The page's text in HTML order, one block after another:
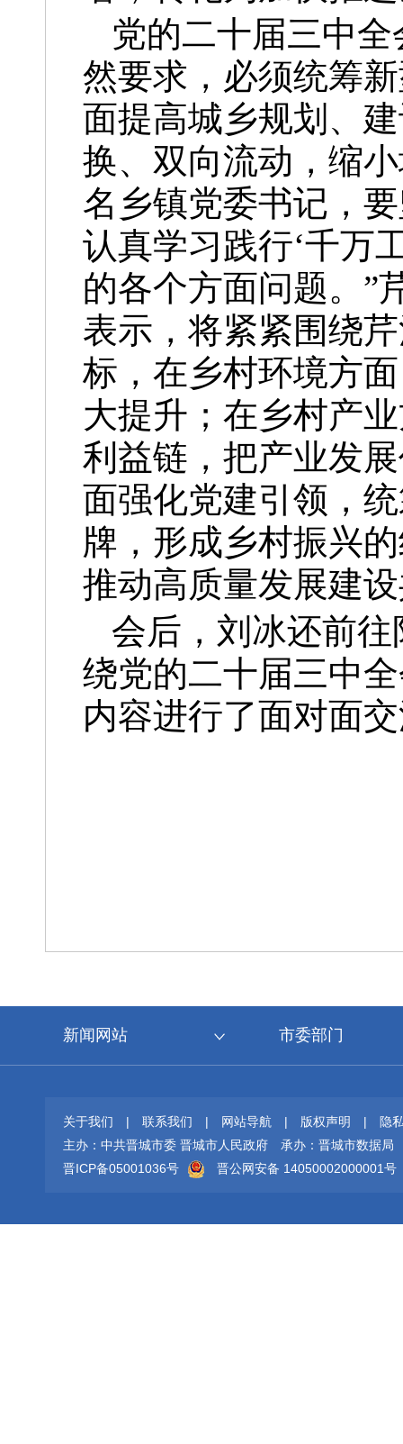
党的二十届三中
然要求，必须统筹
面提高城乡规划、
换、双向流动，缩
名乡镇党委书记，
认真学习践行‘千万
的各个方面问题。”
表示，将紧紧围绕
标，在乡村环境方
大提升；在乡村产
利益链，把产业发
面强化党建引领，
牌，形成乡村振兴
推动高质量发展建
会后，刘冰还前
绕党的二十届三中
内容进行了面对面
新闻网站 市委部门
关于我们 | 联系我们 | 网站导航 | 版权声明 |
隐
主办：中共晋城市委 晋城市人民政府
承办：晋城市数据局
晋ICP备05001036号
晋公网安备 14050002000001号